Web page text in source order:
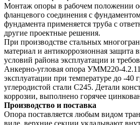
Монтаж опоры в рабочем положении
фланцевого соединения с
фундамента применяется труба с
другие проектные решения.
При производстве стальных
материал и антикоррозионная защита
условий района эксплуатации и
Анкерно-угловая опора УММ220-
эксплуатации при температуре до -40
углеродистой стали С245. Детали
коррозии, выполнено горячее
Производство и поставка
Опора поставляется любым видом
виде, верхние секции укладывают